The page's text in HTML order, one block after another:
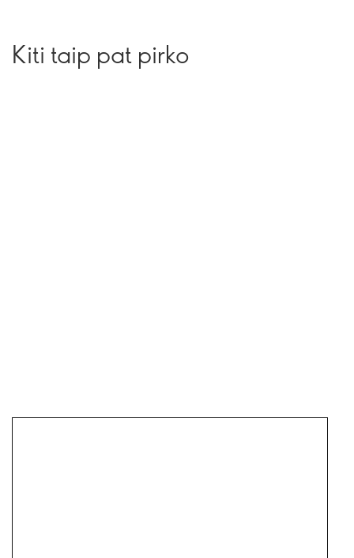
Kiti taip pat pirko